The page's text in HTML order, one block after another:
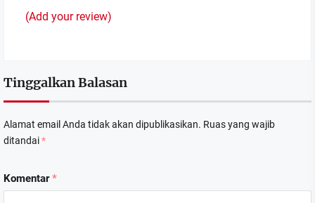
(Add your review)
Tinggalkan Balasan
Alamat email Anda tidak akan dipublikasikan. Ruas yang wajib
ditandai*
Komentar*